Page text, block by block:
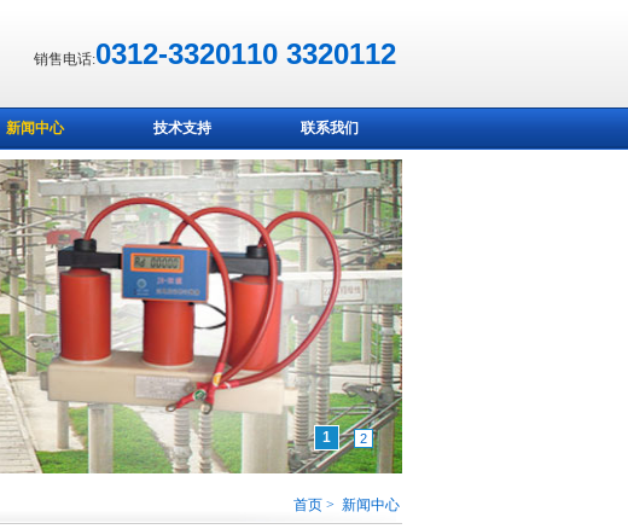
销售电话:0312-3320110 3320112
新闻中心 技术支持 联系我们
1 2
首页 > 新闻中心